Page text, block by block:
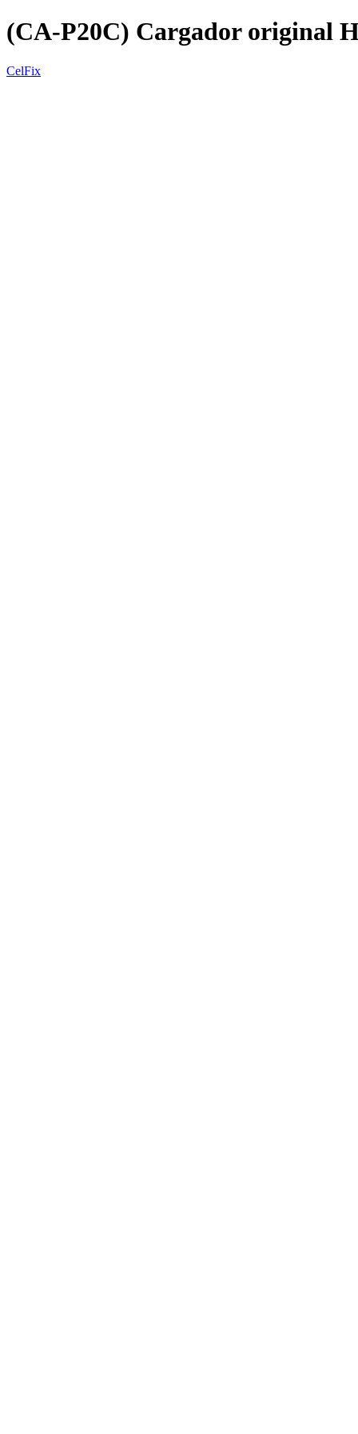
(CA-P20C) Cargador original
CelFix